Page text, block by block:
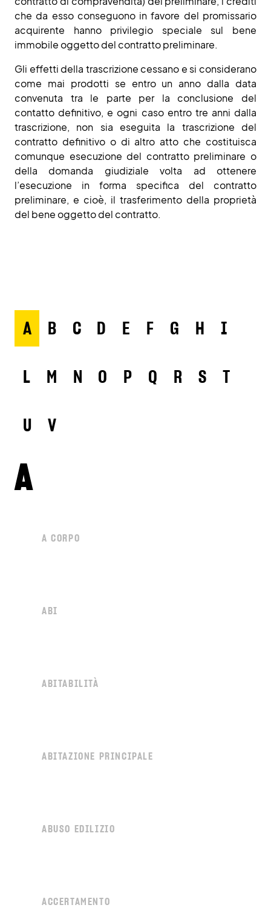
che da esso conseguono in favore del promissario
acquirente hanno privilegio speciale sul bene
immobile oggetto del contratto preliminare.
Gli effetti della trascrizione cessano e si considerano
come mai prodotti se entro un anno dalla data
convenuta tra le parte per la conclusione del
contatto definitivo, e ogni caso entro tre anni dalla
trascrizione, non sia eseguita la trascrizione del
contratto definitivo o di altro atto che costituisca
comunque esecuzione del contratto preliminare o
della domanda giudiziale volta ad ottenere
l’esecuzione in forma specifica del contratto
preliminare, e cioè, il trasferimento della proprietà
del bene oggetto del contratto.
A B C D E F G H I
L M N O P Q R S T
U V
A
A CORPO
ABI
ABITABILITÀ
ABITAZIONE PRINCIPALE
ABUSO EDILIZIO
ACCERTAMENTO